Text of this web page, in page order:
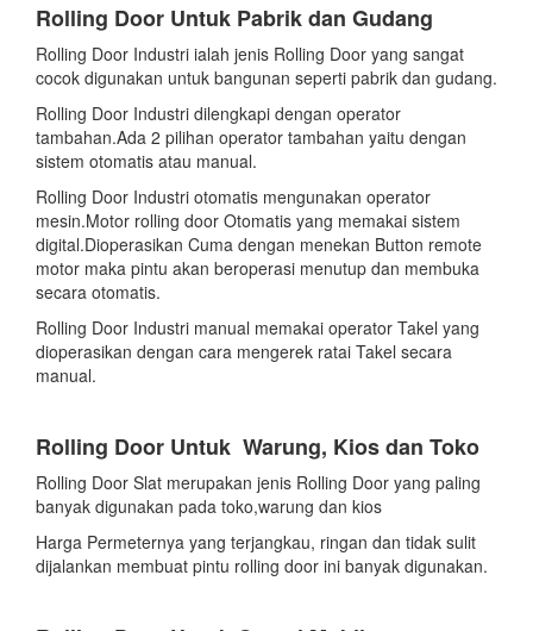
Rolling Door Untuk Pabrik dan Gudang
Rolling Door Industri ialah jenis Rolling Door yang sangat
cocok digunakan untuk bangunan seperti pabrik dan gudang.
Rolling Door Industri dilengkapi dengan operator
tambahan.Ada 2 pilihan operator tambahan yaitu dengan
sistem otomatis atau manual.
Rolling Door Industri otomatis mengunakan operator
mesin.Motor rolling door Otomatis yang memakai sistem
digital.Dioperasikan Cuma dengan menekan Button remote
motor maka pintu akan beroperasi menutup dan membuka
secara otomatis.
Rolling Door Industri manual memakai operator Takel yang
dioperasikan dengan cara mengerek ratai Takel secara
manual.
Rolling Door Untuk Warung, Kios dan Toko
Rolling Door Slat merupakan jenis Rolling Door yang paling
banyak digunakan pada toko,warung dan kios
Harga Permeternya yang terjangkau, ringan dan tidak sulit
dijalankan membuat pintu rolling door ini banyak digunakan.